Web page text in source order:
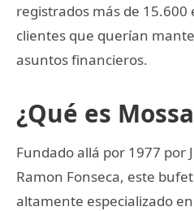
registrados más de 15.600
clientes que querían
asuntos financieros.
¿Qué es
Fundado allá por 1977 por
Ramon Fonseca, este
altamente especializado